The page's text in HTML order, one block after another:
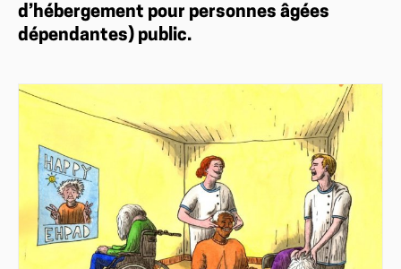
d’hébergement pour personnes âgées
dépendantes) public.